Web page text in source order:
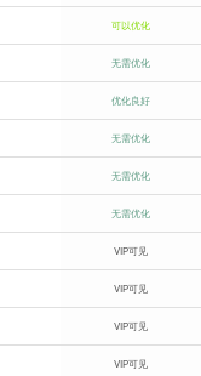
可以优化
无需优化
优化良好
无需优化
无需优化
无需优化
VIP可见
VIP可见
VIP可见
VIP可见